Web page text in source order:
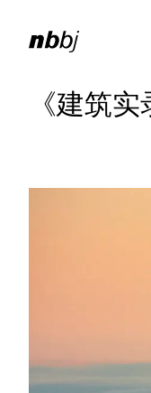
《建筑